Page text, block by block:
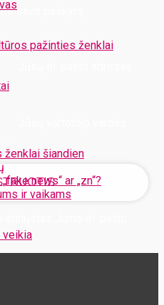
pažinties ženklai
ženklai šiandien
news“ ar „zn“?
ir vaikams
veikia
savo paskyrą
Jums el. paštu